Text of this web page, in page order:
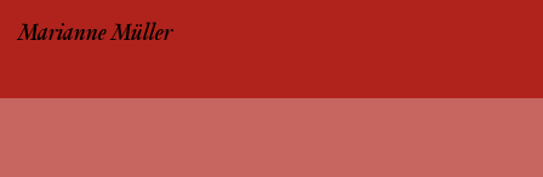
Marianne Müller